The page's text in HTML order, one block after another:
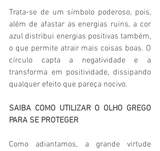
Trata-se de um símbolo poderoso, pois,
além de afastar as energias ruins, a cor
azul distribui energias positivas também,
o que permite atrair mais coisas boas. O
círculo capta a negatividade e a
transforma em positividade, dissipando
qualquer efeito que pareça nocivo.
SAIBA COMO UTILIZAR O OLHO GREGO
PARA SE PROTEGER
Como adiantamos, a grande virtude